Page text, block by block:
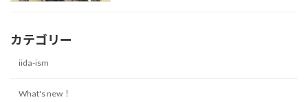
カテゴリー
iida-ism
What's new！